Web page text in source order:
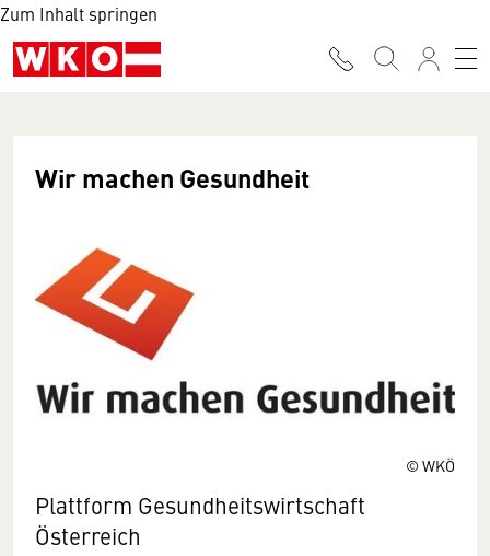
Zum Inhalt springen
© WKÖ
Wir machen Gesundheit
Plattform Gesundheitswirtschaft
Österreich